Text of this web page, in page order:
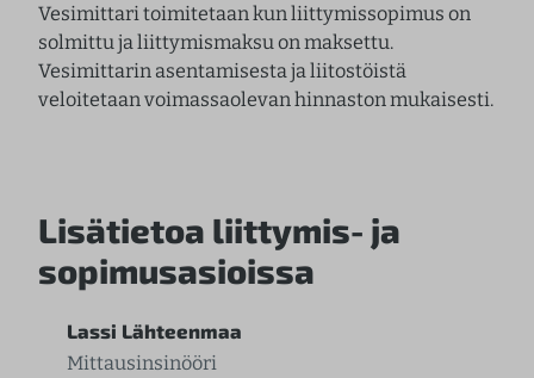
Vesimittari toimitetaan kun liittymissopimus on
solmittu ja liittymismaksu on maksettu.
Vesimittarin asentamisesta ja liitostöistä
veloitetaan voimassaolevan hinnaston mukaisesti.
Lisätietoa liittymis- ja
sopimusasioissa
Lassi Lähteenmaa
Mittausinsinööri